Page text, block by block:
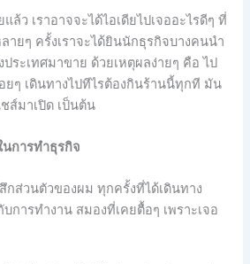
ล้ว เราอาจจะได้ไอเดียไปเจออะไรดีๆ ที่
ายๆ ครั้งเราจะได้ยินนักธุรกิจบางคนนำ
ระเทศมาขาย ด้วยเหตุผลง่ายๆ คือ ไป
ยๆ เดินทางไปทีไรต้องกินร้านนี้ทุกที มัน
ส์มาเปิด เป็นต้น
นการทำธุรกิจ
ส่วนตัวของผม ทุกครั้งที่ได้เดินทาง
บการทำงาน สมองที่เคยตื้อๆ เพราะเจอ